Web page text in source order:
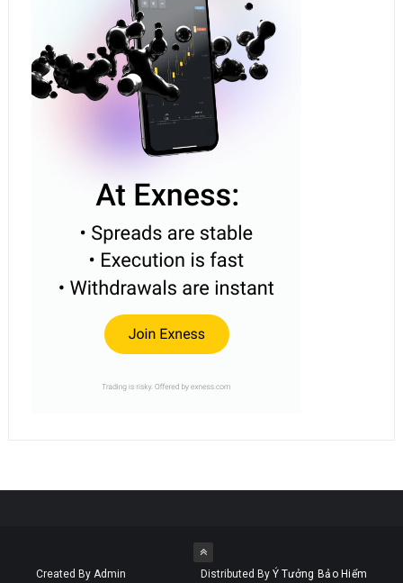
Created By Admin Distributed By Ý Tưởng Bảo Hiểm